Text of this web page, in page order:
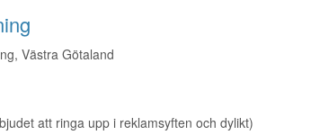
Västra Götaland
att ringa upp i reklamsyften och dylikt)